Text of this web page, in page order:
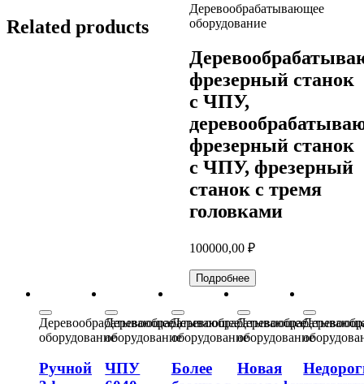
Деревообрабатывающее
оборудование
фрезерный станок
с ЧПУ,
фрезерный станок
с ЧПУ, фрезерный
станок с тремя
головками
100000,00 ₽
Подробнее
Related products
Деревообрабатывающее
оборудование
Ручной
Деревообрабатывающее
оборудование
ЧПУ
Деревообрабатывающее
оборудование
Более
оборудование
Новая